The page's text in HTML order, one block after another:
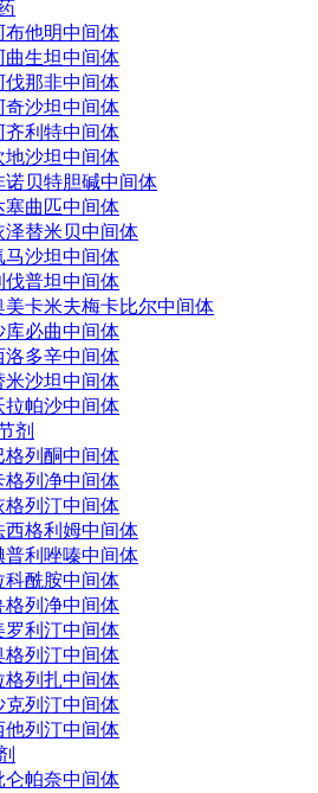
布他明中间体
曲生坦中间体
伐那非中间体
奇沙坦中间体
齐利特中间体
地沙坦中间体
诺贝特胆碱中间体
塞曲匹中间体
泽替米贝中间体
马沙坦中间体
伐普坦中间体
美卡米夫梅卡比尔中间体
库必曲中间体
洛多辛中间体
米沙坦中间体
拉帕沙中间体
剂
格列酮中间体
格列净中间体
格列汀中间体
西格利姆中间体
普利唑嗪中间体
科酰胺中间体
格列净中间体
罗利汀中间体
格列汀中间体
格列扎中间体
克列汀中间体
他列汀中间体
仑帕奈中间体